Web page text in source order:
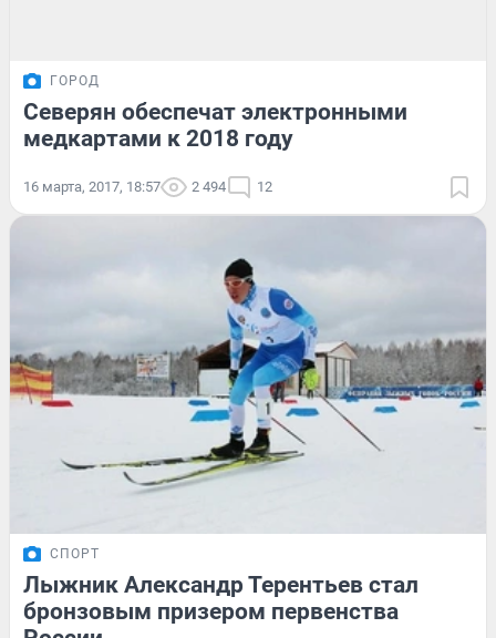
ГОРОД
Северян обеспечат электронными
медкартами к 2018 году
16 марта, 2017, 18:57 2 494 12
СПОРТ
Лыжник Александр Терентьев стал
бронзовым призером первенства